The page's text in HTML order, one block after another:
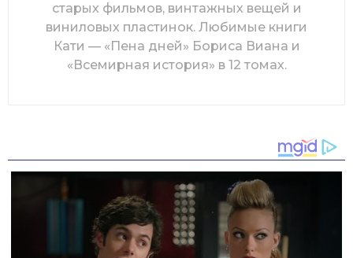
старых фильмов, винтажных вещей и
виниловых пластинок. Любимые книги
Кати — «Пена дней» Бориса Виана и
«Всемирная история» в 12 томах.